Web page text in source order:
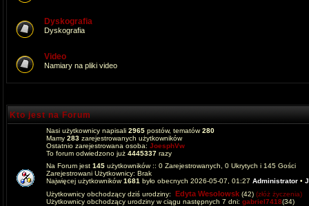
Dyskografia
Dyskografia
Video
Namiary na pliki video
Kto jest na Forum
Nasi użytkownicy napisali 2965 postów, tematów280
Mamy 283 zarejestrowanych użytkowników
Ostatnio zarejestrowana osoba: JoesphVw
To forum odwiedzono już 4445337 razy
Na Forum jest 145 użytkowników :: 0 Zarejestrowanych, 0 Ukrytych i 145 Gości
Zarejestrowani Użytkownicy: Brak
Najwięcej użytkowników1681 było obecnych 2026-05-07, 01:27 Administrator •
Użytkownicy obchodzący dziś urodziny: Edyta Wesolowsk (42) (złóż życzenia)
Użytkownicy obchodzący urodziny w ciągu następnych 7 dni: gabriel7418(34)